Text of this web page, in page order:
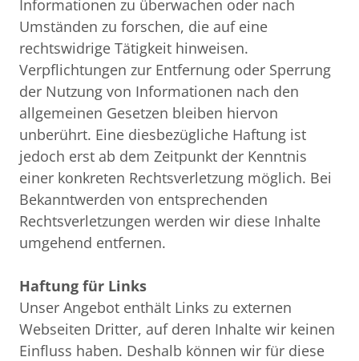
Informationen zu überwachen oder nach
Umständen zu forschen, die auf eine
rechtswidrige Tätigkeit hinweisen.
Verpflichtungen zur Entfernung oder Sperrung
der Nutzung von Informationen nach den
allgemeinen Gesetzen bleiben hiervon
unberührt. Eine diesbezügliche Haftung ist
jedoch erst ab dem Zeitpunkt der Kenntnis
einer konkreten Rechtsverletzung möglich. Bei
Bekanntwerden von entsprechenden
Rechtsverletzungen werden wir diese Inhalte
umgehend entfernen.
Haftung für Links
Unser Angebot enthält Links zu externen
Webseiten Dritter, auf deren Inhalte wir keinen
Einfluss haben. Deshalb können wir für diese